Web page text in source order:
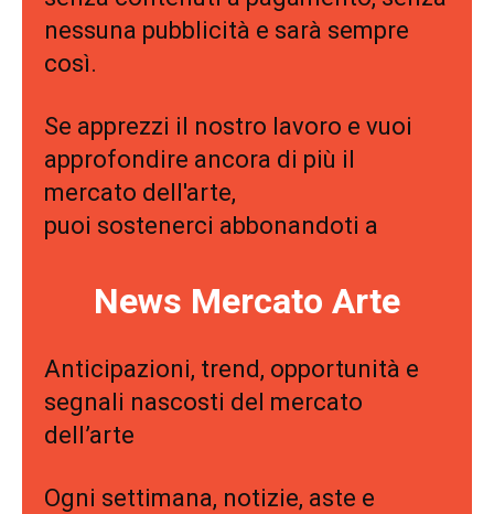
nessuna pubblicità e sarà sempre
così.
Se apprezzi il nostro lavoro e vuoi
approfondire ancora di più il
mercato dell'arte,
puoi sostenerci abbonandoti a
News Mercato Arte
Anticipazioni, trend, opportunità e
segnali nascosti del mercato
dell’arte
Ogni settimana, notizie, aste e